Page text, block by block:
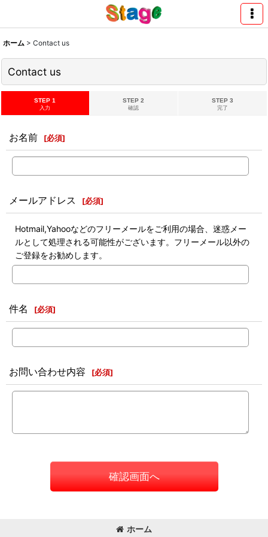
ホーム > Contact us
Contact us
STEP 1
入力
STEP 2
確認
STEP 3
完了
お名前 [必須]
メールアドレス [必須]
Hotmail,Yahooなどのフリーメールをご利用の場合、迷惑メー
ルとして処理される可能性がございます。フリーメール以外の
ご登録をお勧めします。
件名 [必須]
お問い合わせ内容 [必須]
確認画面へ
ホーム